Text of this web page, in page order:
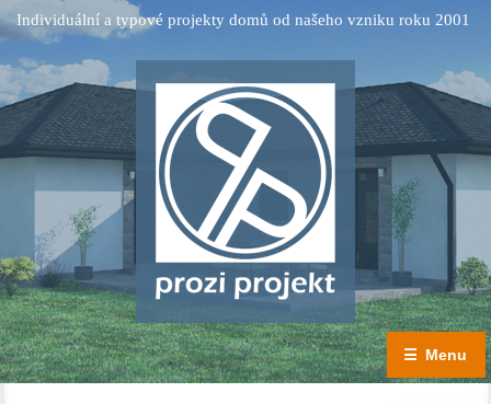
Individuální a typové projekty domů od našeho vzniku roku 2001
☰ Menu